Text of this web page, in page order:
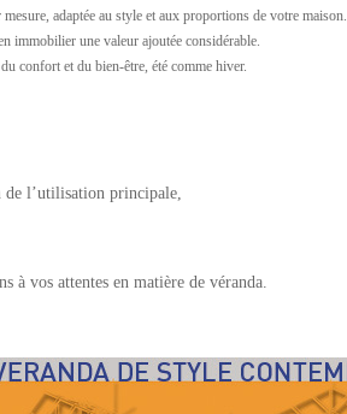
adaptée au style et aux proportions de votre maison.
immobilier une valeur ajoutée considérable.
confort et du bien-être, été comme hiver.
de l’utilisation principale,
à vos attentes en matière de véranda.